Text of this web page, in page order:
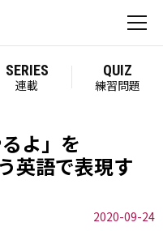
SERIES
連載
QUIZ
練習問題
よ」を
英語で表現す
2020-09-24